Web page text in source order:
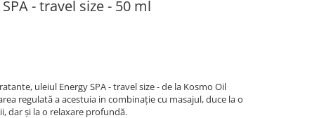
- travel size - 50 ml
uleiul Energy SPA - travel size - de la Kosmo Oil
regulată a acestuia in combinație cu masajul, duce la o
dar și la o relaxare profundă.